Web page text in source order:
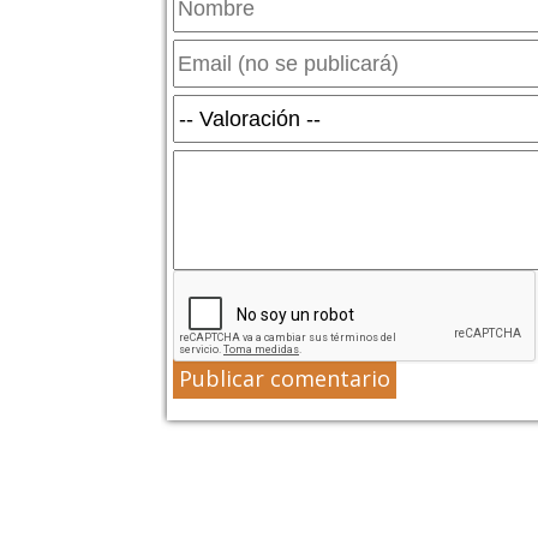
Publicar comentario